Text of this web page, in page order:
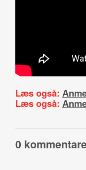
Læs også:
Læs også:
0